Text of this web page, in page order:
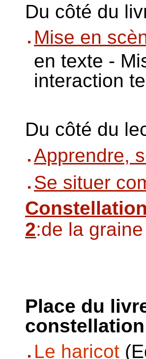
Du côté du
Mise en
en texte -
interaction
Du côté du
Apprendre,
Se situer
2:de la
Place du
Le haricot